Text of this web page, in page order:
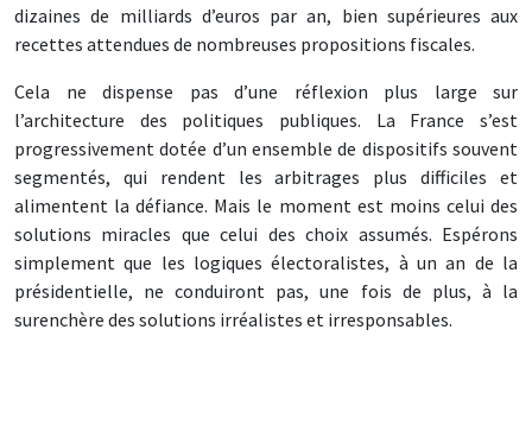
dizaines de milliards d’euros par an, bien supérieures aux
recettes attendues de nombreuses propositions fiscales.
Cela ne dispense pas d’une réflexion plus large sur
l’architecture des politiques publiques. La France s’est
progressivement dotée d’un ensemble de dispositifs souvent
segmentés, qui rendent les arbitrages plus difficiles et
alimentent la défiance. Mais le moment est moins celui des
solutions miracles que celui des choix assumés. Espérons
simplement que les logiques électoralistes, à un an de la
présidentielle, ne conduiront pas, une fois de plus, à la
surenchère des solutions irréalistes et irresponsables.